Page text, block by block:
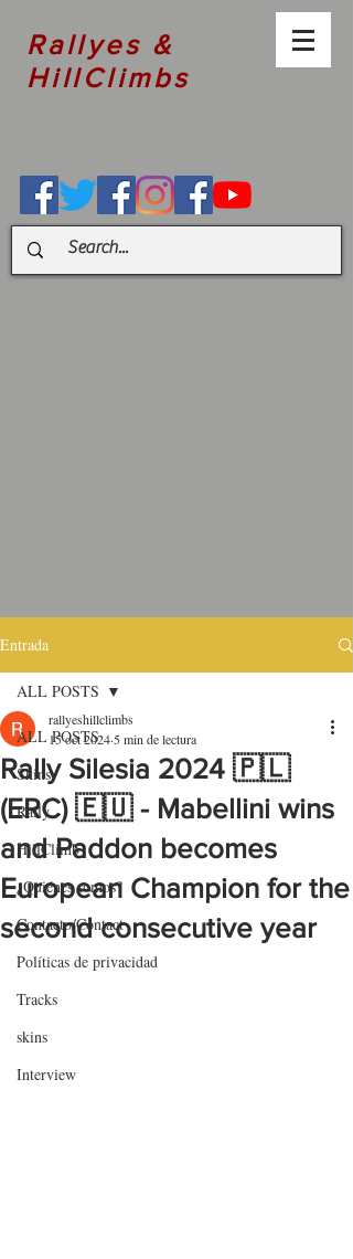
Rallyes &
HillClimbs
Entrada
ALL POSTS
Skins
Rally
HillClimb
¿Quiénes somos?
Contacto/Contact
Políticas de privacidad
Tracks
skins
Interview
ALL POSTS
Rally Silesia 2024 🇵🇱
(ERC) 🇪🇺 - Mabellini wins
and Paddon becomes
European Champion for the
second consecutive year
rallyeshillclimbs
15 oct 2024 5 min de lectura